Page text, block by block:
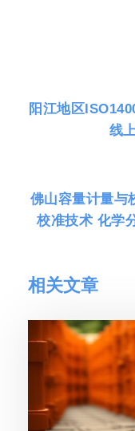
阳江地区
线
佛山容量计量与
校准技术 化学
相关文章